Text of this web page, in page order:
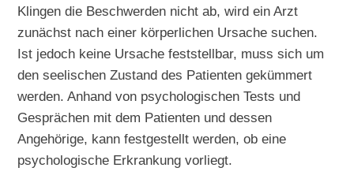
Klingen die Beschwerden nicht ab, wird ein Arzt
zunächst nach einer körperlichen Ursache suchen.
Ist jedoch keine Ursache feststellbar, muss sich um
den seelischen Zustand des Patienten gekümmert
werden. Anhand von psychologischen Tests und
Gesprächen mit dem Patienten und dessen
Angehörige, kann festgestellt werden, ob eine
psychologische Erkrankung vorliegt.